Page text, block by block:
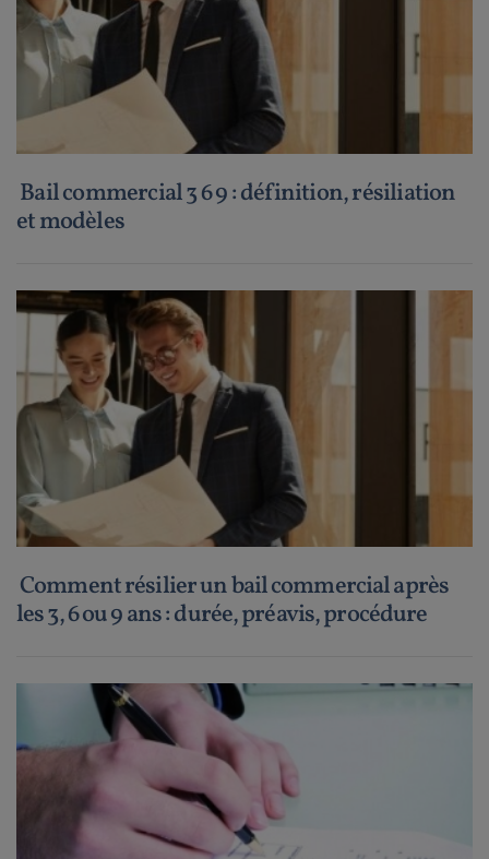
Bail commercial 3 6 9 : définition, résiliation
et modèles
Comment résilier un bail commercial après
les 3, 6 ou 9 ans : durée, préavis, procédure